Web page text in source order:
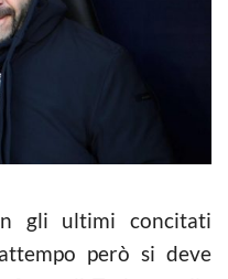
gli ultimi concitati
però si deve